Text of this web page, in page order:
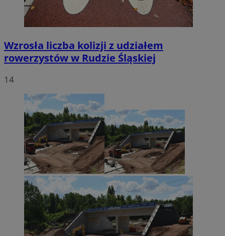
Wzrosła liczba kolizji z udziałem
rowerzystów w Rudzie Śląskiej
14